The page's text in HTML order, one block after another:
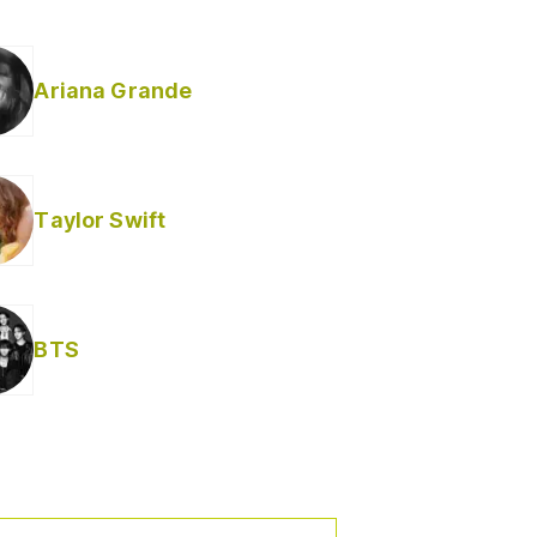
Ariana Grande
Taylor Swift
BTS